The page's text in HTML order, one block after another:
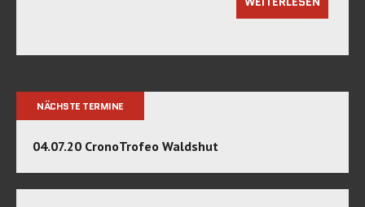
NÄCHSTE TERMINE
04.07.20 CronoTrofeo Waldshut